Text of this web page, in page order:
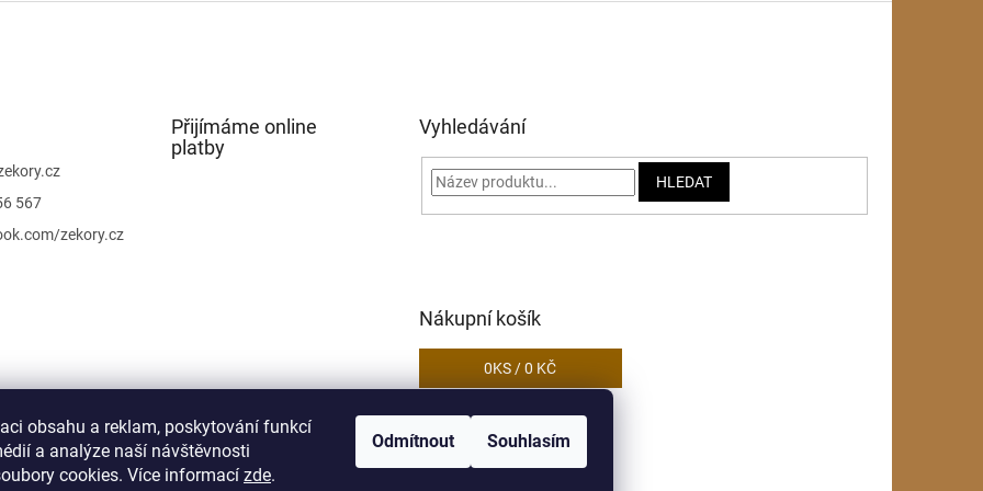
obsahu a reklam, poskytování funkcí
a analýze naší návštěvnosti
cookies. Více informací zde.
Odmítnout Souhlasím
567
zekory.cz
Přijímáme online
platby
Vyhledávání
HLEDAT
Nákupní košík
0KS /0 KČ
podmínky Odstoupení od kupní smlouvy Podmínky ochrany osobních údajů